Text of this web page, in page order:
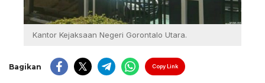
Kantor Kejaksaan Negeri Gorontalo Utara.
Bagikan Copy Link